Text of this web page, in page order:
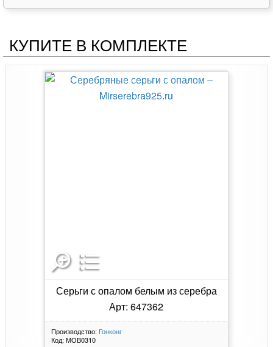
КУПИТЕ В КОМПЛЕКТЕ
Серьги с опалом белым из серебра
Арт: 647362
Производство: Гонконг
Код: МОВ0310